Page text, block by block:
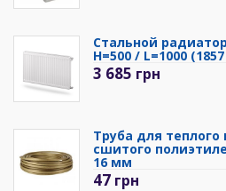
Стальной
H=500 / L=1000
3 685 грн
Труба для теплого
сшитого
16 мм
47 грн